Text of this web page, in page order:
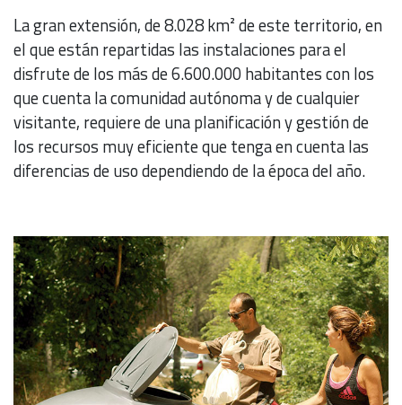
La gran extensión, de 8.028 km² de este territorio, en
el que están repartidas las instalaciones para el
disfrute de los más de 6.600.000 habitantes con los
que cuenta la comunidad autónoma y de cualquier
visitante, requiere de una planificación y gestión de
los recursos muy eficiente que tenga en cuenta las
diferencias de uso dependiendo de la época del año.